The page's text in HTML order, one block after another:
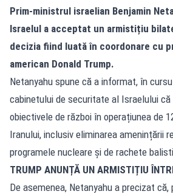
Prim-ministrul israelian Benjamin
Israelul a acceptat un armistițiu
decizia fiind luată în coordonare cu
american Donald Trump.
Netanyahu spune că a informat, în
cabinetului de securitate al Israelului
obiectivele de război în operațiunea de
Iranului, inclusiv eliminarea amenințării
programele nucleare și de rachete
TRUMP ANUNȚĂ UN ARMISTIȚIU
De asemenea, Netanyahu a precizat că,